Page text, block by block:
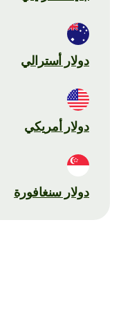
دولار أسترالي
دولار أمريكي
دولار سنغافورة